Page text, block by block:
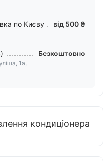
по Києву від 500 ₴
1а,
Безкоштовно
кондиціонера